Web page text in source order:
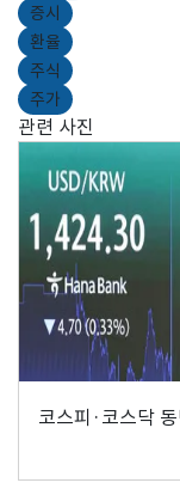
증시
환율
주식
주가
관련 사진
코스피·코스닥